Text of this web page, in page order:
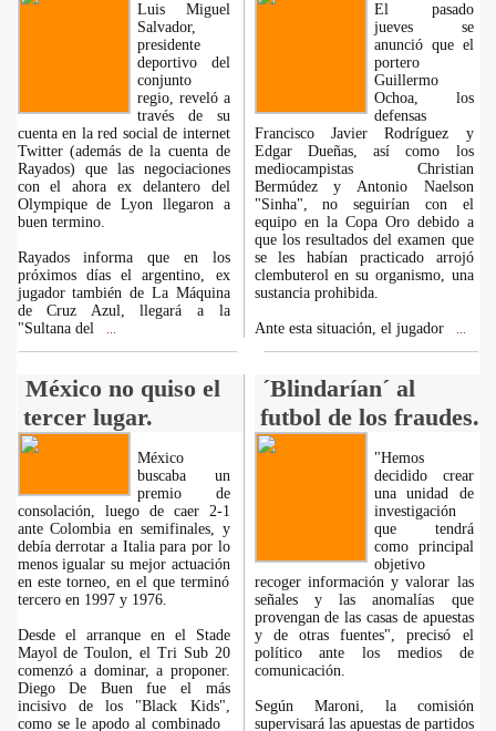
Luis Miguel
Salvador,
presidente
deportivo del
conjunto
regio, reveló a
través de su
cuenta en la red social de internet
Twitter (además de la cuenta de
Rayados) que las negociaciones
con el ahora ex delantero del
Olympique de Lyon llegaron a
buen termino.
Rayados informa que en los
próximos días el argentino, ex
jugador también de La Máquina
de Cruz Azul, llegará a la
"Sultana del
El pasado
jueves se
anunció que el
portero
Guillermo
Ochoa, los
defensas
Francisco Javier Rodríguez y
Edgar Dueñas, así como los
mediocampistas Christian
Bermúdez y Antonio Naelson
"Sinha", no seguirían con el
equipo en la Copa Oro debido a
que los resultados del examen que
se les habían practicado arrojó
clembuterol en su organismo, una
sustancia prohibida.
Ante esta situación, el jugador
México no quiso el
tercer lugar.
´Blindarían´ al
futbol de los fraudes.
México
buscaba un
premio de
consolación, luego de caer 2-1
ante Colombia en semifinales, y
debía derrotar a Italia para por lo
menos igualar su mejor actuación
en este torneo, en el que terminó
tercero en 1997 y 1976.
Desde el arranque en el Stade
Mayol de Toulon, el Tri Sub 20
comenzó a dominar, a proponer.
Diego De Buen fue el más
incisivo de los "Black Kids",
como se le apodo al combinado
"Hemos
decidido crear
una unidad de
investigación
que tendrá
como principal
objetivo
recoger información y valorar las
señales y las anomalías que
provengan de las casas de apuestas
y de otras fuentes", precisó el
político ante los medios de
comunicación.
Según Maroni, la comisión
supervisará las apuestas de partidos